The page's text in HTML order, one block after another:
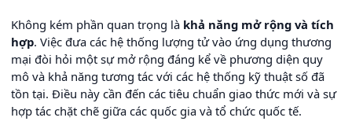
Không kém phần quan trọng là khả năng mở rộng và tích
hợp. Việc đưa các hệ thống lượng tử vào ứng dụng thương
mại đòi hỏi một sự mở rộng đáng kể về phương diện quy
mô và khả năng tương tác với các hệ thống kỹ thuật số đã
tồn tại. Điều này cần đến các tiêu chuẩn giao thức mới và sự
hợp tác chặt chẽ giữa các quốc gia và tổ chức quốc tế.